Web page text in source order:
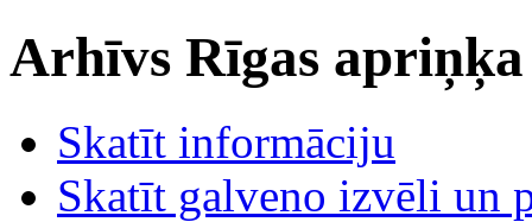
Arhīvs Rīgas
Skatīt informāciju
Skatīt galveno izvēli un